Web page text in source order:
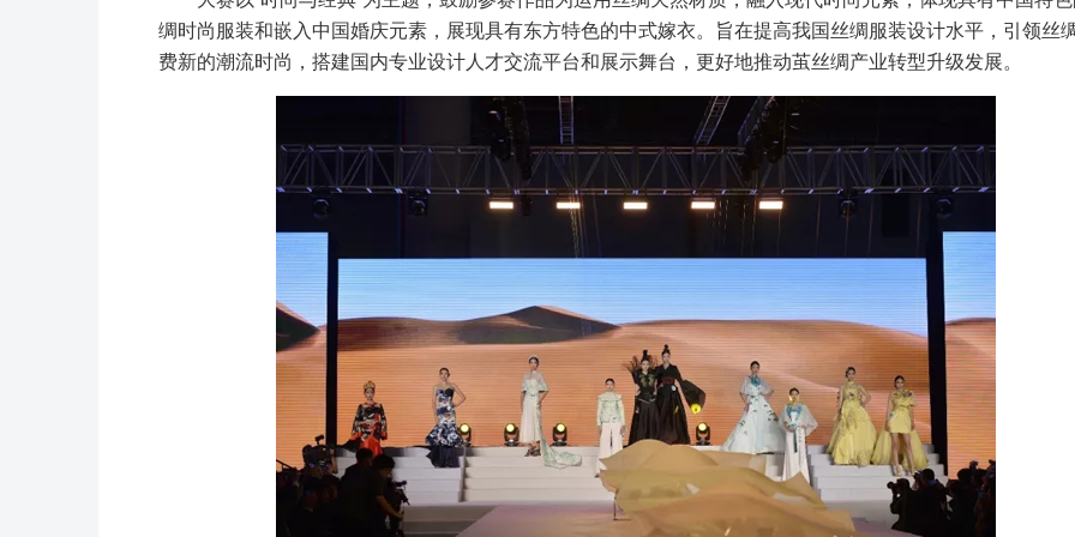
绸时尚服装和嵌入中国婚庆元素，展现具有东方特色的中式嫁衣。旨在提高我国丝绸服装设计水平，引领丝
费新的潮流时尚，搭建国内专业设计人才交流平台和展示舞台，更好地推动茧丝绸产业转型升级发展。